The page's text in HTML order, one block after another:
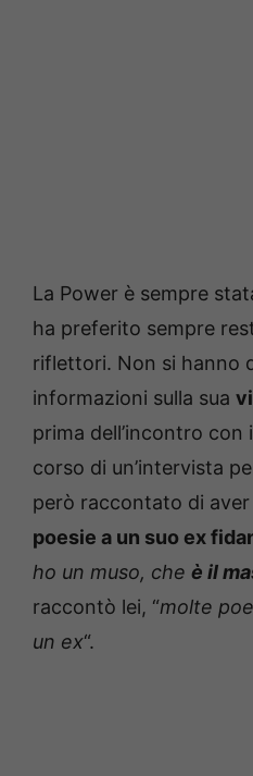
La Power è sempre
ha preferito sempre
riflettori. Non si hanno
informazioni sulla sua
prima dell’incontro con
corso di un’intervista
però raccontato di aver
poesie a un suo ex
ho un muso, che è il
raccontò lei, “molte
un ex“.